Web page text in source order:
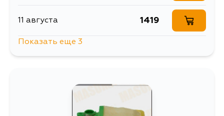
11 августа 1419
1489
Показать еще 3